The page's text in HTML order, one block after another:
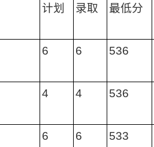
计划 录取 最低分
6 6 536
4 4 536
6 6 533